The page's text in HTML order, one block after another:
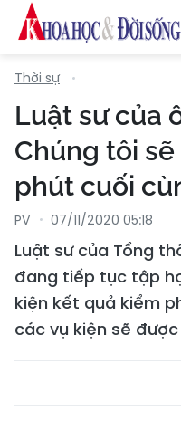
Thời sự
Luật sư của
Chúng tôi
phút cuối
PV 07/11/2020 05:18
Luật sư của Tổng
đang tiếp tục tập
kiện kết quả kiểm
các vụ kiện sẽ